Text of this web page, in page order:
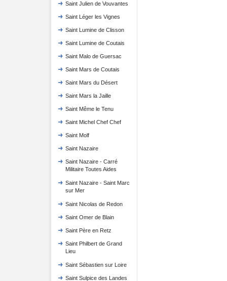
Saint Julien de Vouvantes
Saint Léger les Vignes
Saint Lumine de Clisson
Saint Lumine de Coutais
Saint Malo de Guersac
Saint Mars de Coutais
Saint Mars du Désert
Saint Mars la Jaille
Saint Même le Tenu
Saint Michel Chef Chef
Saint Molf
Saint Nazaire
Saint Nazaire - Carré
Militaire Toutes Aides
Saint Nazaire - Saint Marc
sur Mer
Saint Nicolas de Redon
Saint Omer de Blain
Saint Père en Retz
Saint Philbert de Grand
Lieu
Saint Sébastien sur Loire
Saint Sulpice des Landes